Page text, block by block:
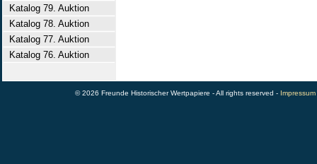
Katalog 79. Auktion
Katalog 78. Auktion
Katalog 77. Auktion
Katalog 76. Auktion
© 2026 Freunde Historischer Wertpapiere - All rights reserved - Impressum